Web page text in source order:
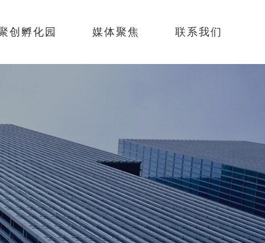
创孵化园 媒体聚焦 联系我们